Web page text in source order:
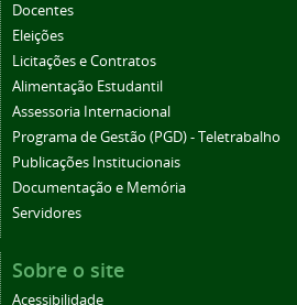
Docentes
Eleições
Licitações e Contratos
Alimentação Estudantil
Assessoria Internacional
Programa de Gestão (PGD) - Teletrabalho
Publicações Institucionais
Documentação e Memória
Servidores
Sobre o site
Acessibilidade